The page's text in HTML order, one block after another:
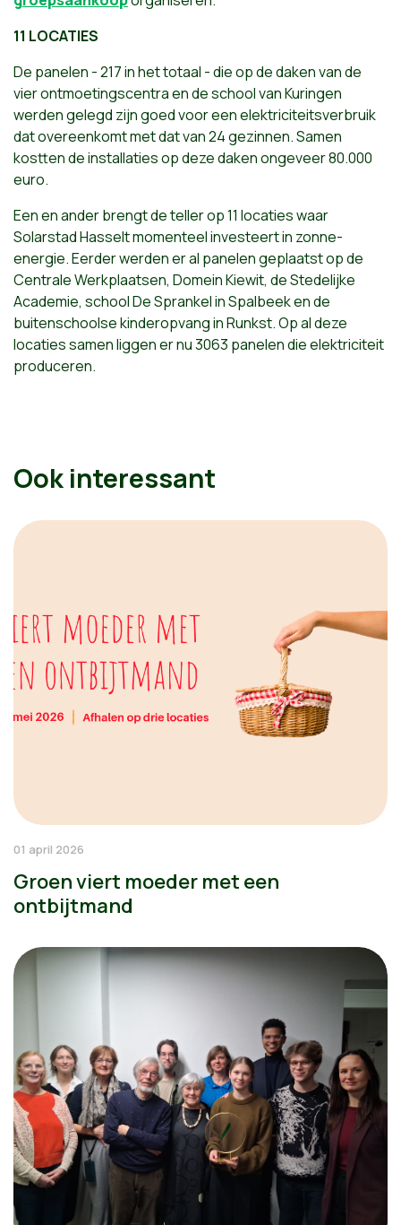
11 LOCATIES
De panelen - 217 in het totaal - die op de daken van de
vier ontmoetingscentra en de school van Kuringen
werden gelegd zijn goed voor een elektriciteitsverbruik
dat overeenkomt met dat van 24 gezinnen. Samen
kostten de installaties op deze daken ongeveer 80.000
euro.
Een en ander brengt de teller op 11 locaties waar
Solarstad Hasselt momenteel investeert in zonne-
energie. Eerder werden er al panelen geplaatst op de
Centrale Werkplaatsen, Domein Kiewit, de Stedelijke
Academie, school De Sprankel in Spalbeek en de
buitenschoolse kinderopvang in Runkst. Op al deze
locaties samen liggen er nu 3063 panelen die elektriciteit
produceren.
Ook interessant
01 april 2026
Groen viert moeder met een
ontbijtmand